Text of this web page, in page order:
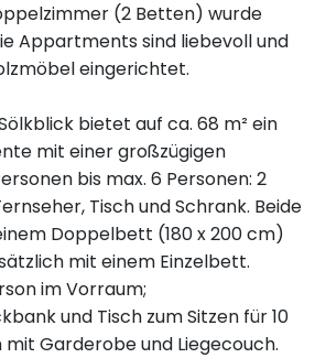
(2 Betten) wurde
Appartments sind liebevoll und
eingerichtet.
bietet auf ca. 68 m² ein
mit einer großzügigen
bis max. 6 Personen: 2
Tisch und Schrank. Beide
Doppelbett (180 x 200 cm)
mit einem Einzelbett.
im Vorraum;
und Tisch zum Sitzen für 10
Garderobe und Liegecouch.